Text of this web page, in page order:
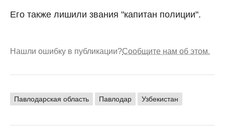
Его также лишили звания "капитан полиции".
Нашли ошибку в публикации?Сообщите нам об этом.
Павлодарская область Павлодар Узбекистан